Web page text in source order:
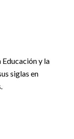
y la
siglas en